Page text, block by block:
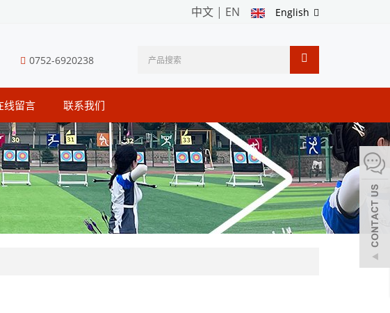
English
中文 | EN
0752-6920238
线留言 联系我们